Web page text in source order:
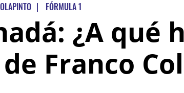
| FÓRMULA 1
¿A qué
Franco